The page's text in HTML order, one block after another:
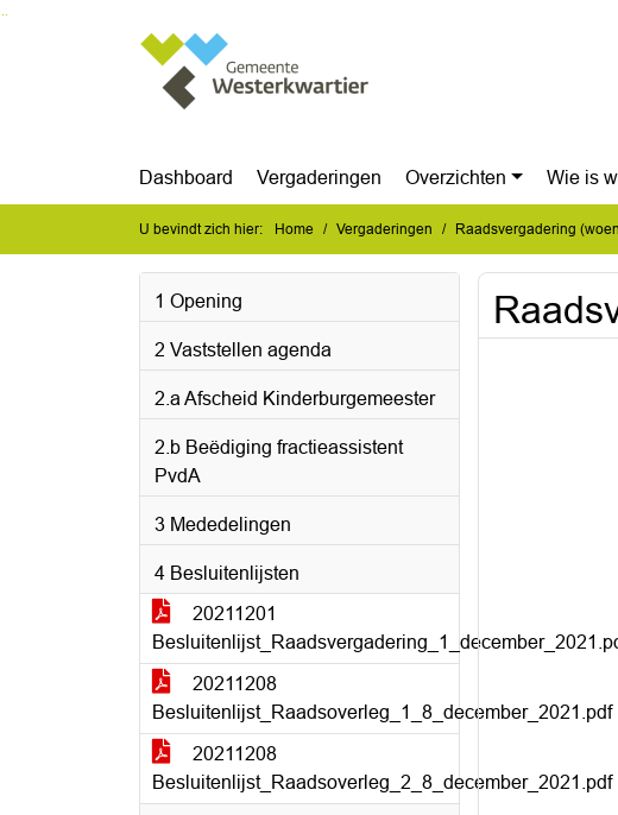
Dashboard Vergaderingen Overzichten Wie is
U bevindt zich hier: Home Vergaderingen Raadsvergadering
1 Opening
2 Vaststellen agenda
2.a Afscheid Kinderburgemeester
2.b Beëdiging fractieassistent
PvdA
3 Mededelingen
4 Besluitenlijsten
20211201
20211208
Besluitenlijst_Raadsoverleg_1_8_december_2021.pdf
20211208
Besluitenlijst_Raadsoverleg_2_8_december_2021.pdf